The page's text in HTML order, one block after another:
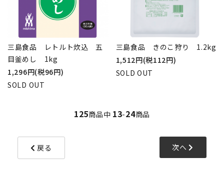
三島食品 レトルト炊込 五
目釜めし 1kg
1,296円(税96円)
SOLD OUT
三島食品 きのこ狩り 1.2kg
1,512円(税112円)
SOLD OUT
125商品中 13-24商品
戻る 次へ